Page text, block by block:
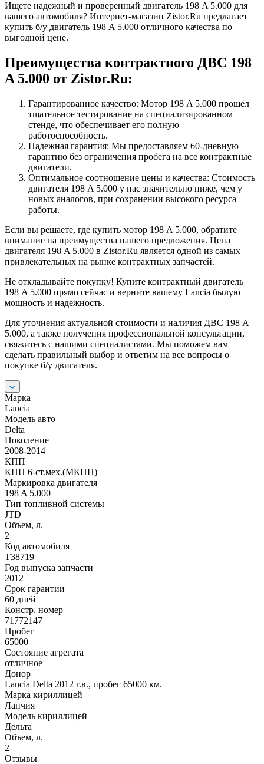
Ищете надежный и проверенный двигатель 198 A 5.000 для
вашего автомобиля? Интернет-магазин Zistor.Ru предлагает
купить б/у двигатель 198 A 5.000 отличного качества по
выгодной цене.
Преимущества контрактного ДВС 198
A 5.000 от Zistor.Ru:
Гарантированное качество: Мотор 198 A 5.000 прошел
тщательное тестирование на специализированном
стенде, что обеспечивает его полную
работоспособность.
Надежная гарантия: Мы предоставляем 60-дневную
гарантию без ограничения пробега на все контрактные
двигатели.
Оптимальное соотношение цены и качества: Стоимость
двигателя 198 A 5.000 у нас значительно ниже, чем у
новых аналогов, при сохранении высокого ресурса
работы.
Если вы решаете, где купить мотор 198 A 5.000, обратите
внимание на преимущества нашего предложения. Цена
двигателя 198 A 5.000 в Zistor.Ru является одной из самых
привлекательных на рынке контрактных запчастей.
Не откладывайте покупку! Купите контрактный двигатель
198 A 5.000 прямо сейчас и верните вашему Lancia былую
мощность и надежность.
Для уточнения актуальной стоимости и наличия ДВС 198 A
5.000, а также получения профессиональной консультации,
свяжитесь с нашими специалистами. Мы поможем вам
сделать правильный выбор и ответим на все вопросы о
покупке б/у двигателя.
Марка
Lancia
Модель авто
Delta
Поколение
2008-2014
КПП
КПП 6-ст.мех.(МКПП)
Маркировка двигателя
198 A 5.000
Тип топливной системы
JTD
Объем, л.
2
Код автомобиля
T38719
Год выпуска запчасти
2012
Срок гарантии
60 дней
Констр. номер
71772147
Пробег
65000
Состояние агрегата
отличное
Донор
Lancia Delta 2012 г.в., пробег 65000 км.
Марка кириллицей
Ланчия
Модель кириллицей
Дельта
Объем, л.
2
Отзывы